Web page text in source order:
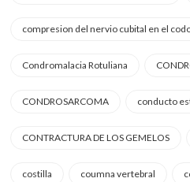
compresion del nervio cubital en el
Condromalacia Rotuliana
CONDROSARCOMA conducto
CONTRACTURA DE LOS GEMELOS
costilla coumna vertebral